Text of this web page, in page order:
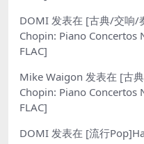
DOMI 发表在 [古典/交响/
Chopin: Piano Concertos
FLAC]
Mike Waigon 发表在 [古
Chopin: Piano Concertos
FLAC]
DOMI 发表在 [流行